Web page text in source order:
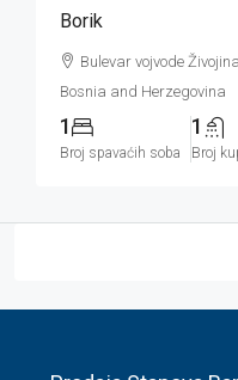
Borik
Bulevar vojvode
Bosnia and Herzegovina
1
Broj spavaćih soba
1
Broj